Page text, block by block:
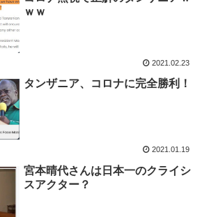
ｗｗ
2021.02.23
タンザニア、コロナに完全勝利！
2021.01.19
宮本晴代さんは日本一のクライシ
スアクター？